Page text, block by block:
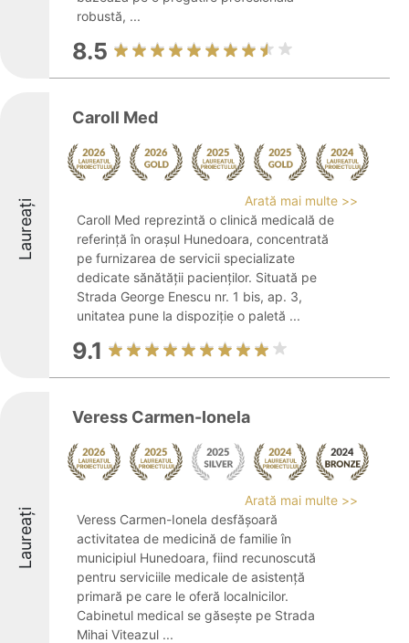
robustă, ...
8.5
Laureați
Caroll Med
Arată mai multe >>
Caroll Med reprezintă o clinică medicală de
referință în orașul Hunedoara, concentrată
pe furnizarea de servicii specializate
dedicate sănătății pacienților. Situată pe
Strada George Enescu nr. 1 bis, ap. 3,
unitatea pune la dispoziție o paletă ...
9.1
Laureați
Veress Carmen-Ionela
Arată mai multe >>
Veress Carmen-Ionela desfășoară
activitatea de medicină de familie în
municipiul Hunedoara, fiind recunoscută
pentru serviciile medicale de asistență
primară pe care le oferă localnicilor.
Cabinetul medical se găsește pe Strada
Mihai Viteazul ...